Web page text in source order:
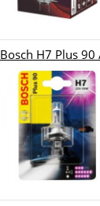
Bosch H7 Plus 90